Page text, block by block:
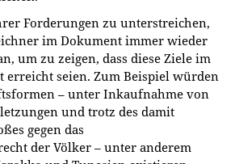
Forderungen zu unterstreichen,
im Dokument immer wieder
um zu zeigen, dass diese Ziele im
erreicht seien. Zum Beispiel würden
– unter Inkaufnahme von
und trotz des damit
gegen das
der Völker – unter anderem